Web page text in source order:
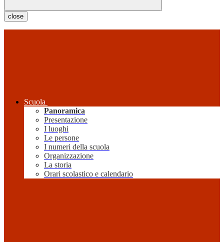
close
Scuola
Panoramica
Presentazione
I luoghi
Le persone
I numeri della scuola
Organizzazione
La storia
Orari scolastico e calendario